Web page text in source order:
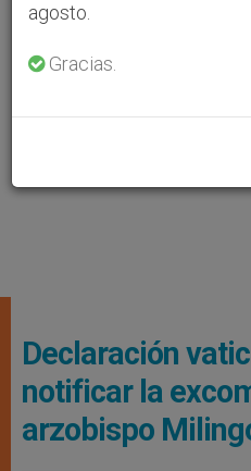
Declaración
notificar la
arzobispo
agosto.
Gracias.